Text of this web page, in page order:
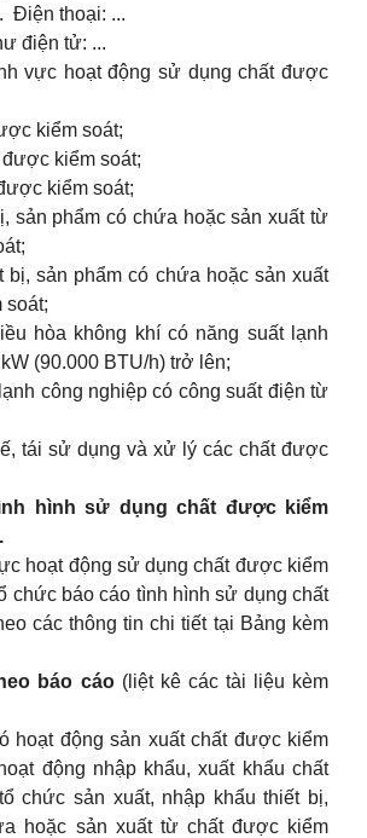
Điện thoại: ...
điện tử: ...
vực hoạt động sử dụng chất được
kiểm soát;
kiểm soát;
kiểm soát;
sản phẩm có chứa hoặc sản xuất từ
bị, sản phẩm có chứa hoặc sản xuất
soát;
hòa không khí có năng suất lạnh
(90.000 BTU/h) trở lên;
công nghiệp có công suất điện từ
tái sử dụng và xử lý các chất được
hình sử dụng chất được kiểm
hoạt động sử dụng chất được kiểm
chức báo cáo tình hình sử dụng chất
các thông tin chi tiết tại Bảng kèm
báo cáo (liệt kê các tài liệu kèm
hoạt động sản xuất chất được kiểm
động nhập khẩu, xuất khẩu chất
chức sản xuất, nhập khẩu thiết bị,
hoặc sản xuất từ chất được kiểm